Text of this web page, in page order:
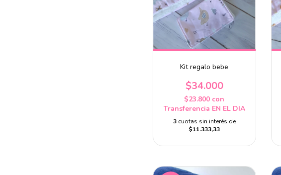
Kit regalo bebe
$34.000
$23.800 con
Transferencia EN EL DIA
3 cuotas sin interés de
$11.333,33